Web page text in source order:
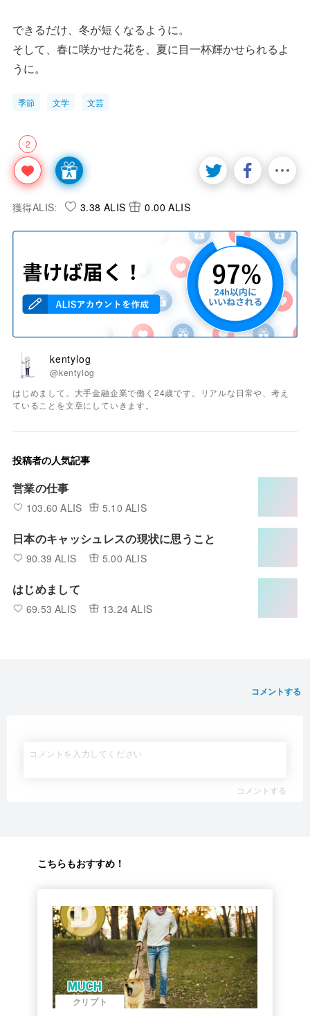
できるだけ、冬が短くなるように。
そして、春に咲かせた花を、夏に目一杯輝かせられるよ
うに。
季節 文学 文芸
2
獲得ALIS: 3.38 ALIS 0.00 ALIS
kentylog
@kentylog
はじめまして。大手金融企業で働く24歳です。リアルな日常や、考え
ていることを文章にしていきます。
投稿者の人気記事
営業の仕事
103.60 ALIS 5.10 ALIS
日本のキャッシュレスの現状に思うこと
90.39 ALIS 5.00 ALIS
はじめまして
69.53 ALIS 13.24 ALIS
コメントする
コメントする
こちらもおすすめ！
クリプト